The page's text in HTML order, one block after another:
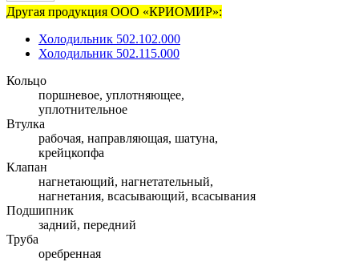
Другая продукция ООО «КРИОМИР»:
Холодильник 502.102.000
Холодильник 502.115.000
Кольцо
поршневое, уплотняющее,
уплотнительное
Втулка
рабочая, направляющая, шатуна,
крейцкопфа
Клапан
нагнетающий, нагнетательный,
нагнетания, всасывающий, всасывания
Подшипник
задний, передний
Труба
оребренная